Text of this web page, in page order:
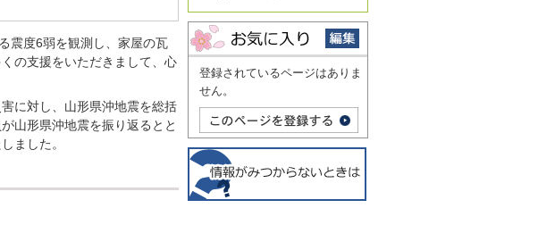
震度6弱を観測し、家屋の瓦
の支援をいただきまして、心
に対し、山形県沖地震を総括
山形県沖地震を振り返るとと
ました。
登録されているページはありま
せん。